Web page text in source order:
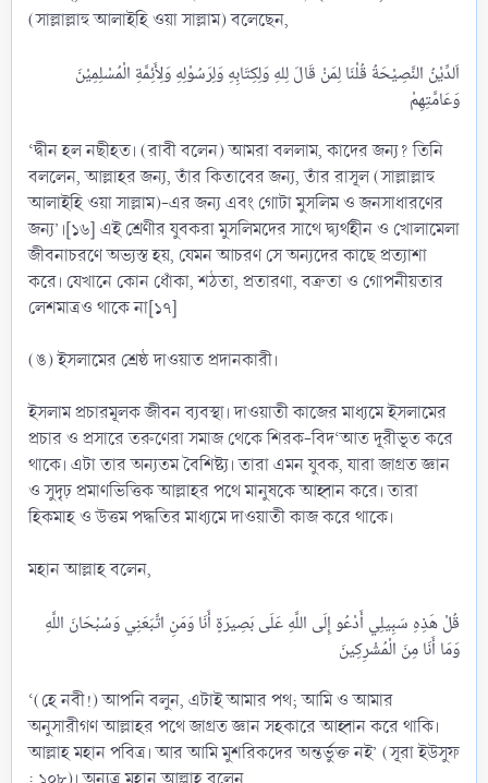
(সাল্লাল্লাহু আলাইহি ওয়া সাল্লাম) বলেছেন,
اَلدِّيْنُ النَّصِيْحَةُ قُلْنَا لِمَنْ قَالَ لِلهِ وَلِكِتَابِهِ وَلِرَسُوْلِهِ وَلِأَئِمَّةِ الْمُسْلِمِيْنَ
‘দ্বীন হল নছীহত। (রাবী বলেন) আমরা বললাম, কাদের জন্য? তিনি
বললেন, আল্লাহর জন্য, তাঁর কিতাবের জন্য, তাঁর রাসূল (সাল্লাল্লাহু
আলাইহি ওয়া সাল্লাম)-এর জন্য এবং গোটা মুসলিম ও জনসাধারণের
জন্য’।[১৬] এই শ্রেণীর যুবকরা মুসলিমদের সাথে দ্ব্যর্থহীন ও খোলামেলা
জীবনাচরণে অভ্যস্ত হয়, যেমন আচরণ সে অন্যদের কাছে প্রত্যাশা
করে। যেখানে কোন ধোঁকা, শঠতা, প্রতারণা, বক্রতা ও গোপনীয়তার
লেশমাত্রও থাকে না[১৭]
(ঙ) ইসলামের শ্রেষ্ঠ দাওয়াত প্রদানকারী।
ইসলাম প্রচারমূলক জীবন ব্যবস্থা। দাওয়াতী কাজের মাধ্যমে ইসলামের
প্রচার ও প্রসারে তরুণেরা সমাজ থেকে শিরক-বিদ‘আত দূরীভূত করে
থাকে। এটা তার অন্যতম বৈশিষ্ট্য। তারা এমন যুবক, যারা জাগ্রত জ্ঞান
ও সুদৃঢ় প্রমাণভিত্তিক আল্লাহর পথে মানুষকে আহ্বান করে। তারা
হিকমাহ ও উত্তম পদ্ধতির মাধ্যমে দাওয়াতী কাজ করে থাকে।
মহান আল্লাহ বলেন,
قُلْ هَذِهِ سَبِيلِي أَدْعُو إِلَى اللَّهِ عَلَى بَصِيرَةٍ أَنَا وَمَنِ اتَّبَعَنِي وَسُبْحَانَ اللَّهِ
‘(হে নবী!) আপনি বলুন, এটাই আমার পথ; আমি ও আমার
অনুসারীগণ আল্লাহর পথে জাগ্রত জ্ঞান সহকারে আহ্বান করে থাকি।
আল্লাহ মহান পবিত্র। আর আমি মুশরিকদের অন্তর্ভুক্ত নই’ (সূরা ইউসুফ